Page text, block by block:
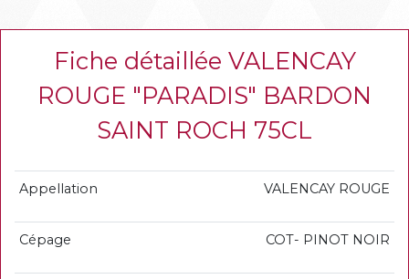
Fiche détaillée VALENCAY
ROUGE "PARADIS" BARDON
SAINT ROCH 75CL
Appellation VALENCAY ROUGE
Cépage COT- PINOT NOIR